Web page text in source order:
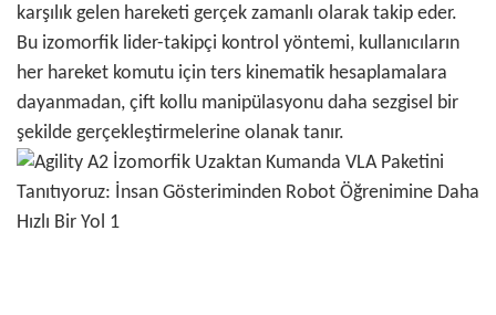
karşılık gelen hareketi gerçek zamanlı olarak takip eder.
Bu izomorfik lider-takipçi kontrol yöntemi, kullanıcıların
her hareket komutu için ters kinematik hesaplamalara
dayanmadan, çift kollu manipülasyonu daha sezgisel bir
şekilde gerçekleştirmelerine olanak tanır.